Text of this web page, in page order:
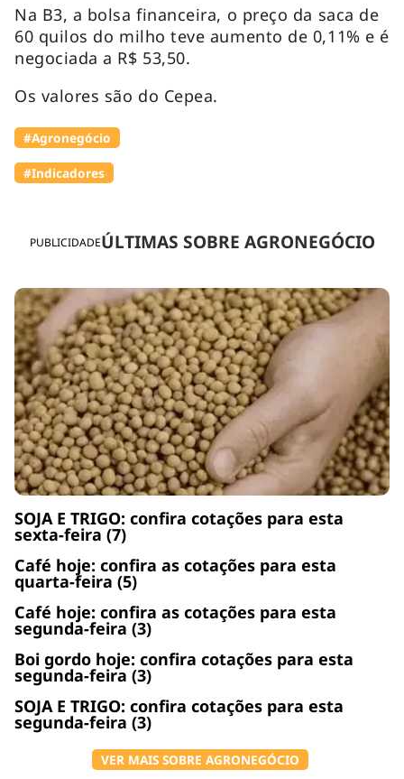
PUBLICIDADEÚLTIMAS SOBRE AGRONEGÓCIO
SOJA E TRIGO: confira cotações para esta
sexta-feira (7)
Café hoje: confira as cotações para esta
quarta-feira (5)
Café hoje: confira as cotações para esta
segunda-feira (3)
Boi gordo hoje: confira cotações para esta
segunda-feira (3)
SOJA E TRIGO: confira cotações para esta
segunda-feira (3)
VER MAIS SOBRE AGRONEGÓCIO
Na B3, a bolsa financeira, o preço da saca de
60 quilos do milho teve aumento de 0,11% e é
negociada a R$ 53,50.
Os valores são do Cepea.
#Agronegócio
#Indicadores